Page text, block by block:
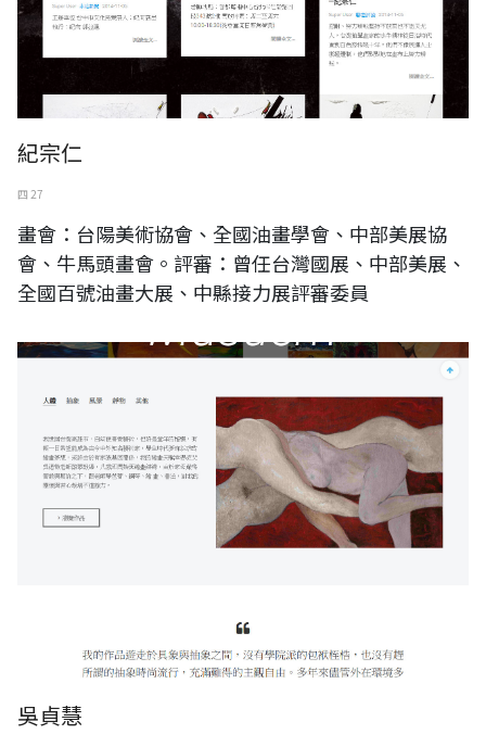
紀宗仁
四 27
畫會：台陽美術協會、全國油畫學會、中部美展協
會、牛馬頭畫會。評審：曾任台灣國展、中部美展、
全國百號油畫大展、中縣接力展評審委員
吳貞慧